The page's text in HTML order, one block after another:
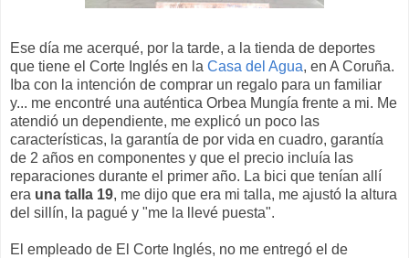
Ese día me acerqué, por la tarde, a la tienda de deportes
que tiene el Corte Inglés en la Casa del Agua, en A Coruña.
Iba con la intención de comprar un regalo para un familiar
y... me encontré una auténtica Orbea Mungía frente a mi. Me
atendió un dependiente, me explicó un poco las
características, la garantía de por vida en cuadro, garantía
de 2 años en componentes y que el precio incluía las
reparaciones durante el primer año. La bici que tenían allí
era una talla 19, me dijo que era mi talla, me ajustó la altura
del sillín, la pagué y "me la llevé puesta".
El empleado de El Corte Inglés, no me entregó el de